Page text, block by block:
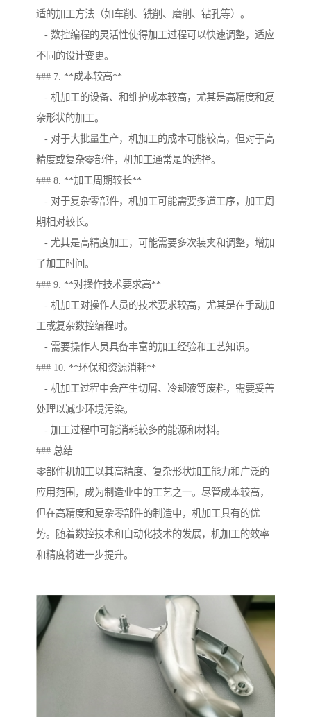
适的加工方法（如车削、铣削、磨削、钻孔等）。
- 数控编程的灵活性使得加工过程可以快速调整，适应
不同的设计变更。
### 7. **成本较高**
- 机加工的设备、和维护成本较高，尤其是高精度和复
杂形状的加工。
- 对于大批量生产，机加工的成本可能较高，但对于高
精度或复杂零部件，机加工通常是的选择。
### 8. **加工周期较长**
- 对于复杂零部件，机加工可能需要多道工序，加工周
期相对较长。
- 尤其是高精度加工，可能需要多次装夹和调整，增加
了加工时间。
### 9. **对操作技术要求高**
- 机加工对操作人员的技术要求较高，尤其是在手动加
工或复杂数控编程时。
- 需要操作人员具备丰富的加工经验和工艺知识。
### 10. **环保和资源消耗**
- 机加工过程中会产生切屑、冷却液等废料，需要妥善
处理以减少环境污染。
- 加工过程中可能消耗较多的能源和材料。
### 总结
零部件机加工以其高精度、复杂形状加工能力和广泛的
应用范围，成为制造业中的工艺之一。尽管成本较高，
但在高精度和复杂零部件的制造中，机加工具有的优
势。随着数控技术和自动化技术的发展，机加工的效率
和精度将进一步提升。